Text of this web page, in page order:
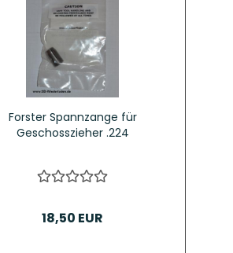
Forster Spannzange für
Geschosszieher .224
18,50 EUR